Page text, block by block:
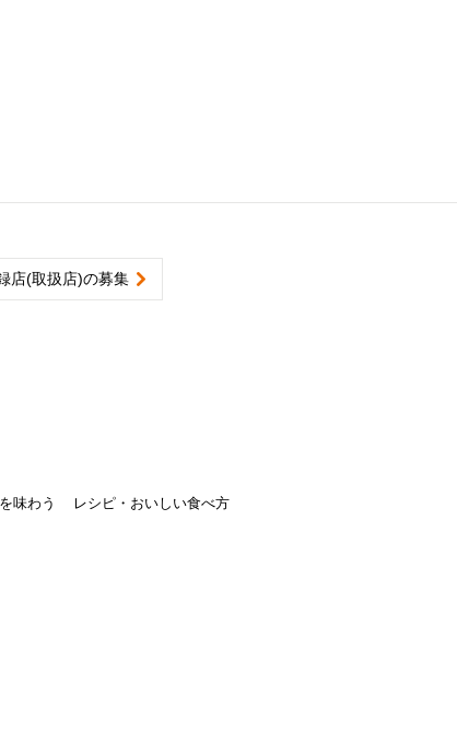
店(取扱店)の募集
味わう
レシピ・おいしい食べ方